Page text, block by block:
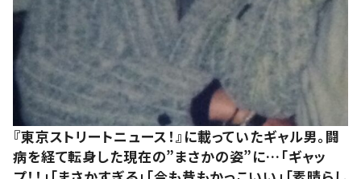
『東京ストリートニュース！』に載っていたギャル男。闘
病を経て転身した現在の”まさかの姿”に…「ギャッ